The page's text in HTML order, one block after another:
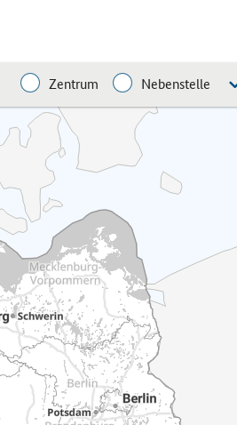
Zentrum Nebenstelle